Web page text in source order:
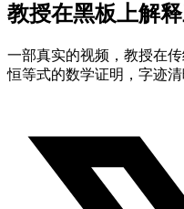
教授在黑板上解
一部真实的视频，教授在
恒等式的数学证明，字迹